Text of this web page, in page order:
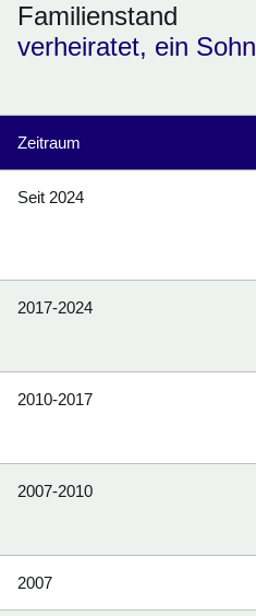
Familienstand
verheiratet, ein Sohn
Zeitraum
Seit 2024
2017-2024
2010-2017
2007-2010
2007